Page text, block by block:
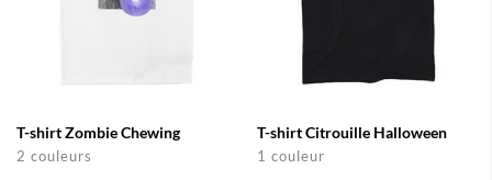
T-shirt Zombie Chewing
2 couleurs
T-shirt Citrouille Halloween
1 couleur